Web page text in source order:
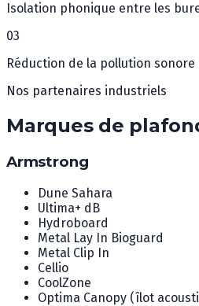
Isolation phonique entre les
03
Réduction de la pollution
Nos partenaires industriels
Marques de
Armstrong
Dune Sahara
Ultima+ dB
Hydroboard
Metal Lay In Bioguard
Metal Clip In
Cellio
CoolZone
Optima Canopy (îlot